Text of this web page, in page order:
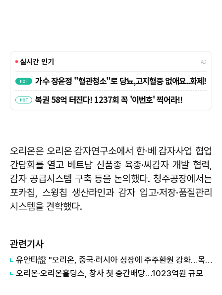
오리온은 오리온 감자연구소에서 한∙베 감자사업 협업
간담회를 열고 베트남 신품종 육종·씨감자 개발 협력,
감자 공급시스템 구축 등을 논의했다. 청주공장에서는
포카칩, 스윙칩 생산라인과 감자 입고·저장·품질관리
시스템을 견학했다.
관련기사
유안타證 "오리온, 중국·러시아 성장에 주주환원 강화…목표주가 11.0%↑"
오리온·오리온홀딩스, 창사 첫 중간배당…1023억원 규모